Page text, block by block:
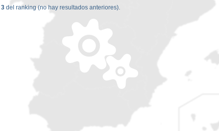
3 del ranking (no hay resultados anteriores).